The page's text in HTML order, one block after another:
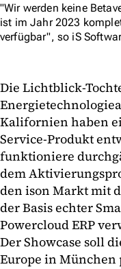
"Wir werden keine
ist im Jahr 2023
verfügbar", so iS
Die Lichtblick-
Kalifornien haben
Service-Produkt
funktioniere
dem
den ison Markt mit
der Basis echter
Powercloud ERP
Der Showcase soll
Europe in